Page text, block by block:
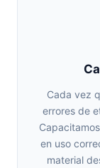
Cada vez
errores de
en uso
material